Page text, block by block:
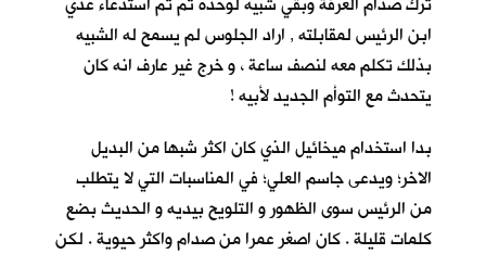
ابن الرئيس لمقابلته , اراد الجلوس لم يسمح له الشبيه
بذلك تكلم معه لنصف ساعة ، و خرج غير عارف انه كان
يتحدث مع التوأم الجديد لأبيه !
بدا استخدام ميخائيل الذي كان اكثر شبها من البديل
الاخر؛ ويدعى جاسم العلي؛ في المناسبات التي لا يتطلب
من الرئيس سوى الظهور و التلويح بيديه و الحديث بضع
كلمات قليلة . كان اصغر عمرا من صدام واكثر حيوية . لكن